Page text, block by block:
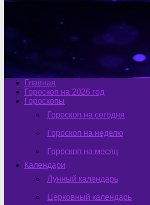
Главная
Гороскоп на 2026 год
Гороскопы
Гороскоп на сегодня
Гороскоп на неделю
Гороскоп на месяц
Календари
Лунный календарь
Церковный календарь